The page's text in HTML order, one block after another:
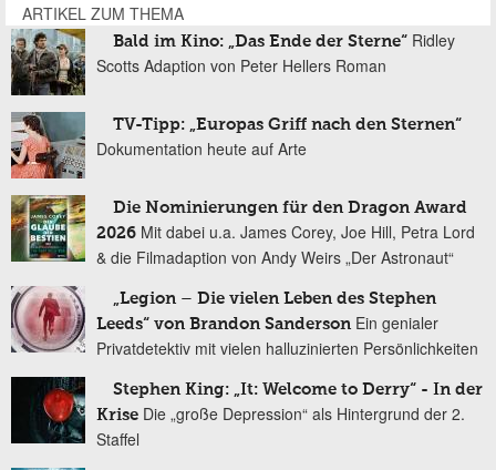
ARTIKEL ZUM THEMA
Bald im Kino: „Das Ende der Sterne“ Ridley
Scotts Adaption von Peter Hellers Roman
TV-Tipp: „Europas Griff nach den Sternen“
Dokumentation heute auf Arte
Die Nominierungen für den Dragon Award
2026 Mit dabei u.a. James Corey, Joe Hill, Petra Lord
& die Filmadaption von Andy Weirs „Der Astronaut“
„Legion – Die vielen Leben des Stephen
Leeds“ von Brandon Sanderson Ein genialer
Privatdetektiv mit vielen halluzinierten Persönlichkeiten
Stephen King: „It: Welcome to Derry“ - In der
Krise Die „große Depression“ als Hintergrund der 2.
Staffel